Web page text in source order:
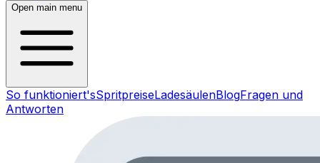
Open main menu
So funktioniert'sSpritpreiseLadesäulenBlogFragen und
Antworten